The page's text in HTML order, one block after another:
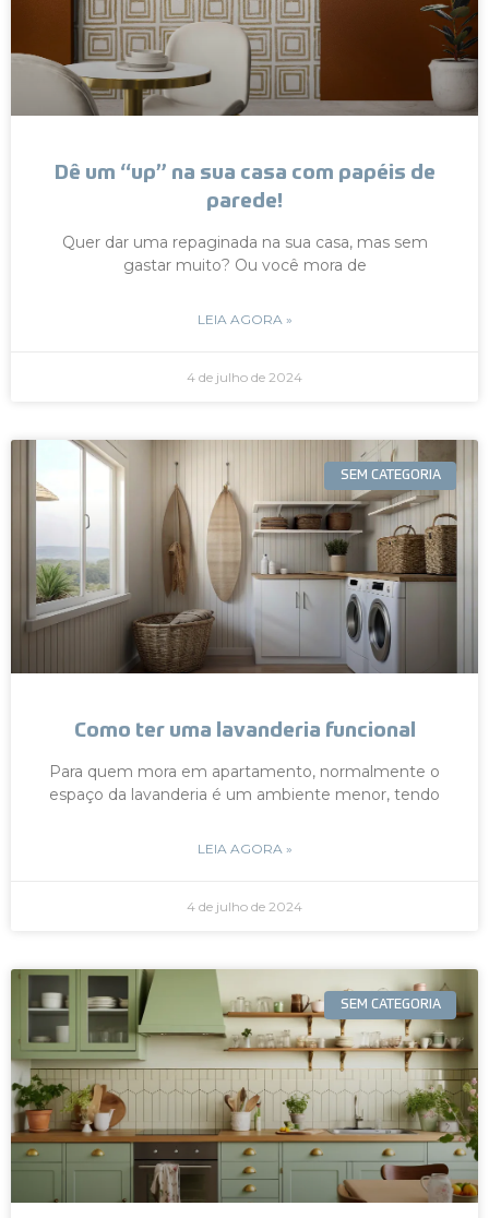
Dê um “up” na sua casa com papéis de
parede!
Quer dar uma repaginada na sua casa, mas sem
gastar muito? Ou você mora de
LEIA AGORA »
4 de julho de 2024
SEM CATEGORIA
Como ter uma lavanderia funcional
Para quem mora em apartamento, normalmente o
espaço da lavanderia é um ambiente menor, tendo
LEIA AGORA »
4 de julho de 2024
SEM CATEGORIA